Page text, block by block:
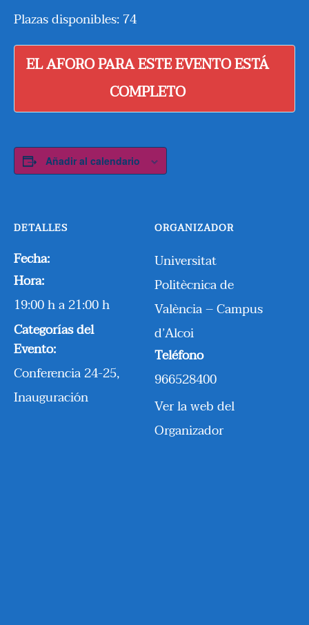
Plazas disponibles: 74
EL AFORO PARA ESTE EVENTO ESTÁ
COMPLETO
Añadir al calendario
DETALLES
Fecha:
Hora:
19:00 h a 21:00 h
Categorías del
Evento:
Conferencia 24-25,
Inauguración
ORGANIZADOR
Universitat
Politècnica de
València – Campus
d’Alcoi
Teléfono
966528400
Ver la web del
Organizador